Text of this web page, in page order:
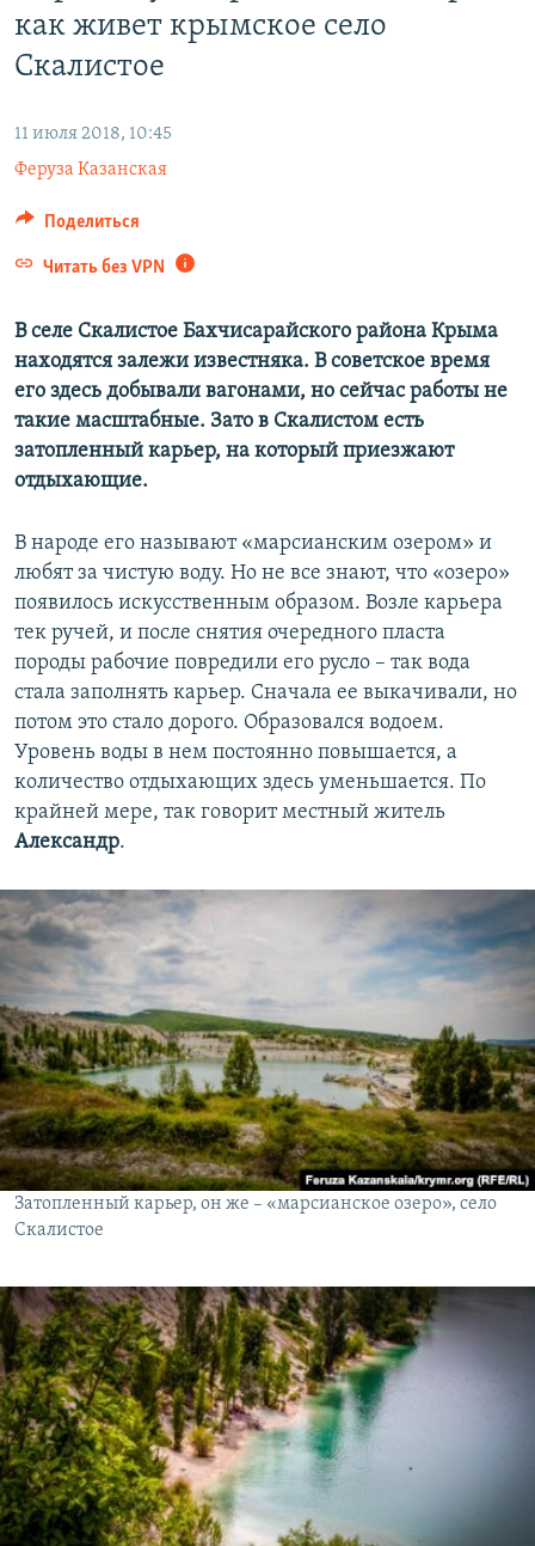
ПОБЕДИТЕЛЕЙ НЕ СУДЯТ?
КРЫМ.НЕПОКОРЕННЫЙ
ПРИСОЕДИНЯЙТЕСЬ!
Все сайты RFE/RL
как живет крымское село
Скалистое
11 июля 2018, 10:45
Феруза Казанская
Поделиться
Читать без VPN
В селе Скалистое Бахчисарайского района Крыма
находятся залежи известняка. В советское время
его здесь добывали вагонами, но сейчас работы не
такие масштабные. Зато в Скалистом есть
затопленный карьер, на который приезжают
отдыхающие.
В народе его называют «марсианским озером» и
любят за чистую воду. Но не все знают, что «озеро»
появилось искусственным образом. Возле карьера
тек ручей, и после снятия очередного пласта
породы рабочие повредили его русло – так вода
стала заполнять карьер. Сначала ее выкачивали, но
потом это стало дорого. Образовался водоем.
Уровень воды в нем постоянно повышается, а
количество отдыхающих здесь уменьшается. По
крайней мере, так говорит местный житель
Александр.​
Затопленный карьер, он же – «марсианское озеро», село
Скалистое